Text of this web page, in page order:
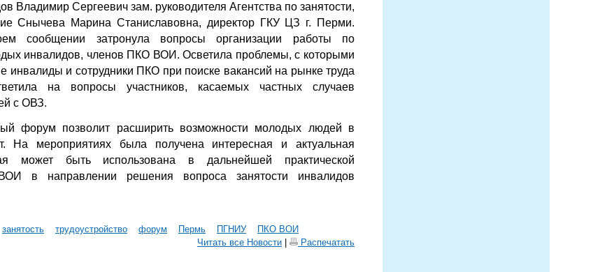
Владимир Сергеевич зам. руководителя Агентства по занятости,
Снычева Марина Станиславовна, директор ГКУ ЦЗ г. Перми.
сообщении затронула вопросы организации работы по
инвалидов, членов ПКО ВОИ. Осветила проблемы, с которыми
инвалиды и сотрудники ПКО при поиске вакансий на рынке труда
на вопросы участников, касаемых частных случаев
с ОВЗ.
форум позволит расширить возможности молодых людей в
На мероприятиях была получена интересная и актуальная
может быть использована в дальнейшей практической
в направлении решения вопроса занятости инвалидов
занятость трудоустройство форум Пермь ПГНИУ
ПКО ВОИ
Читать все Новости
Распечатать